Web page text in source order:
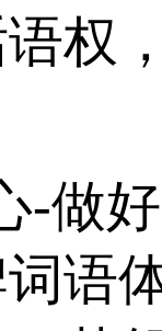
权
-做
语